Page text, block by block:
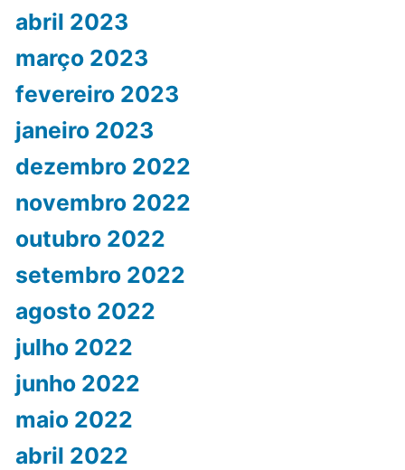
abril 2023
março 2023
fevereiro 2023
janeiro 2023
dezembro 2022
novembro 2022
outubro 2022
setembro 2022
agosto 2022
julho 2022
junho 2022
maio 2022
abril 2022